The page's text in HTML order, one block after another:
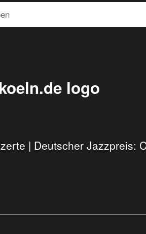
| Deutscher Jazzpreis: